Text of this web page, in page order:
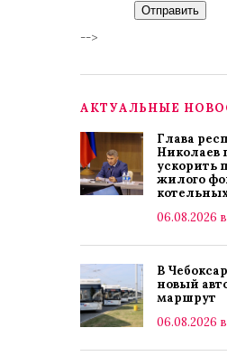
Отправить
-->
АКТУАЛЬНЫЕ
Глава
Николаев
ускорить
жилого
06.08.2026 в
В
новый
маршрут
06.08.2026